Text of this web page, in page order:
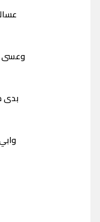
وعسى
بدى